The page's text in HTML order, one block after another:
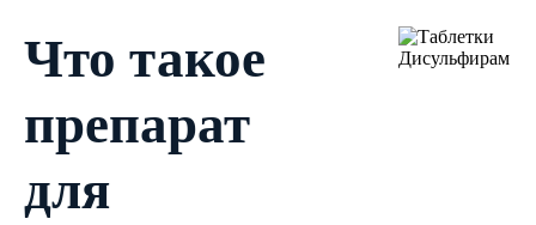
Что такое
препарат
для